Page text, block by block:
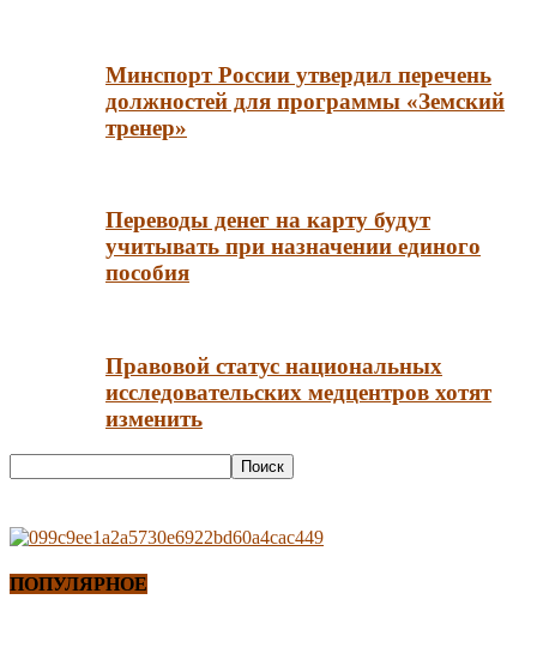
Минспорт России утвердил перечень
должностей для программы «Земский
тренер»
Переводы денег на карту будут
учитывать при назначении единого
пособия
Правовой статус национальных
исследовательских медцентров хотят
изменить
ПОПУЛЯРНОЕ